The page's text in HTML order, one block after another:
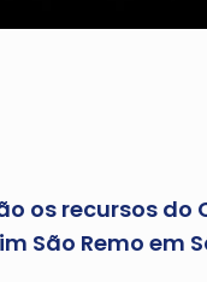
os recursos do
São Remo em